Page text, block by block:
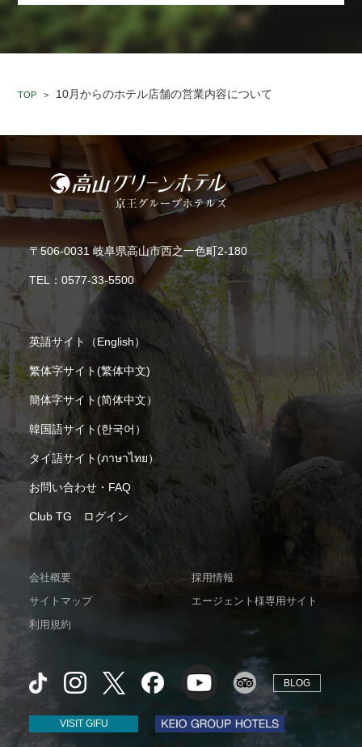
TOP > 10月からのホテル店舗の営業内容について
〒506-0031 岐阜県高山市西之一色町2-180
TEL： 0577-33-5500
英語サイト（English）
繁体字サイト(繁体中文)
簡体字サイト(简体中文）
韓国語サイト(한국어）
タイ語サイト(ภาษาไทย）
お問い合わせ・FAQ
Club TG ログイン
会社概要
採用情報
サイトマップ
エージェント様専用サイト
利用規約
BLOG
VISIT GIFU